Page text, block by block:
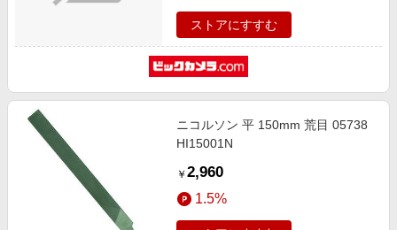
ストアにすすむ
ニコルソン 平 150mm 荒目 05738
HI15001N
￥ 2,960
1.5%